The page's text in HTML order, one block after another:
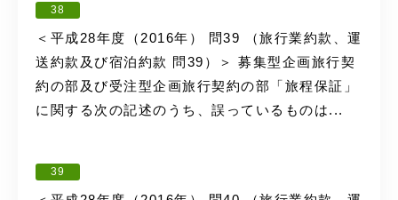
38
＜平成28年度（2016年） 問39 （旅行業約款、運
送約款及び宿泊約款 問39）＞ 募集型企画旅行契
約の部及び受注型企画旅行契約の部「旅程保証」
に関する次の記述のうち、誤っているものは...
39